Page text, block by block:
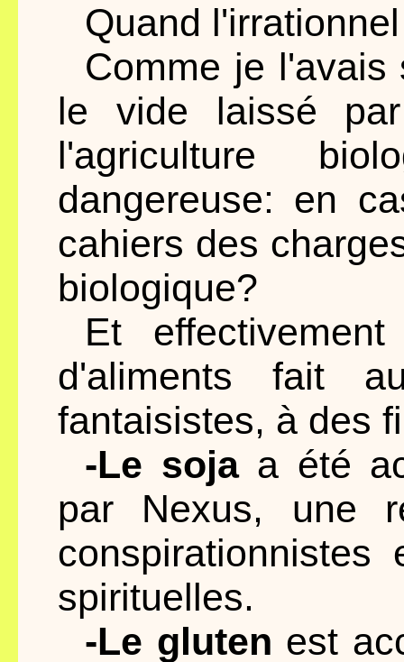
Quand
Comme je l'avais
le vide laissé
l'agriculture
dangereuse: en
cahiers des
biologique?
Et
d'aliments fait
fantaisistes, à des
-Le sojaa été
par Nexus, une
conspirationnistes
spirituelles.
-Le gluten est